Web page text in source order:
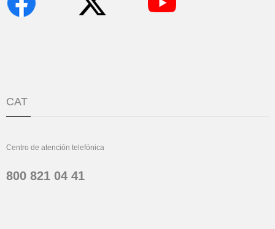
CAT
Centro de atención telefónica
800 821 04 41